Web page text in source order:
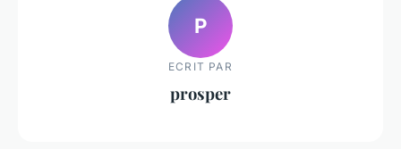
P
ECRIT PAR
prosper